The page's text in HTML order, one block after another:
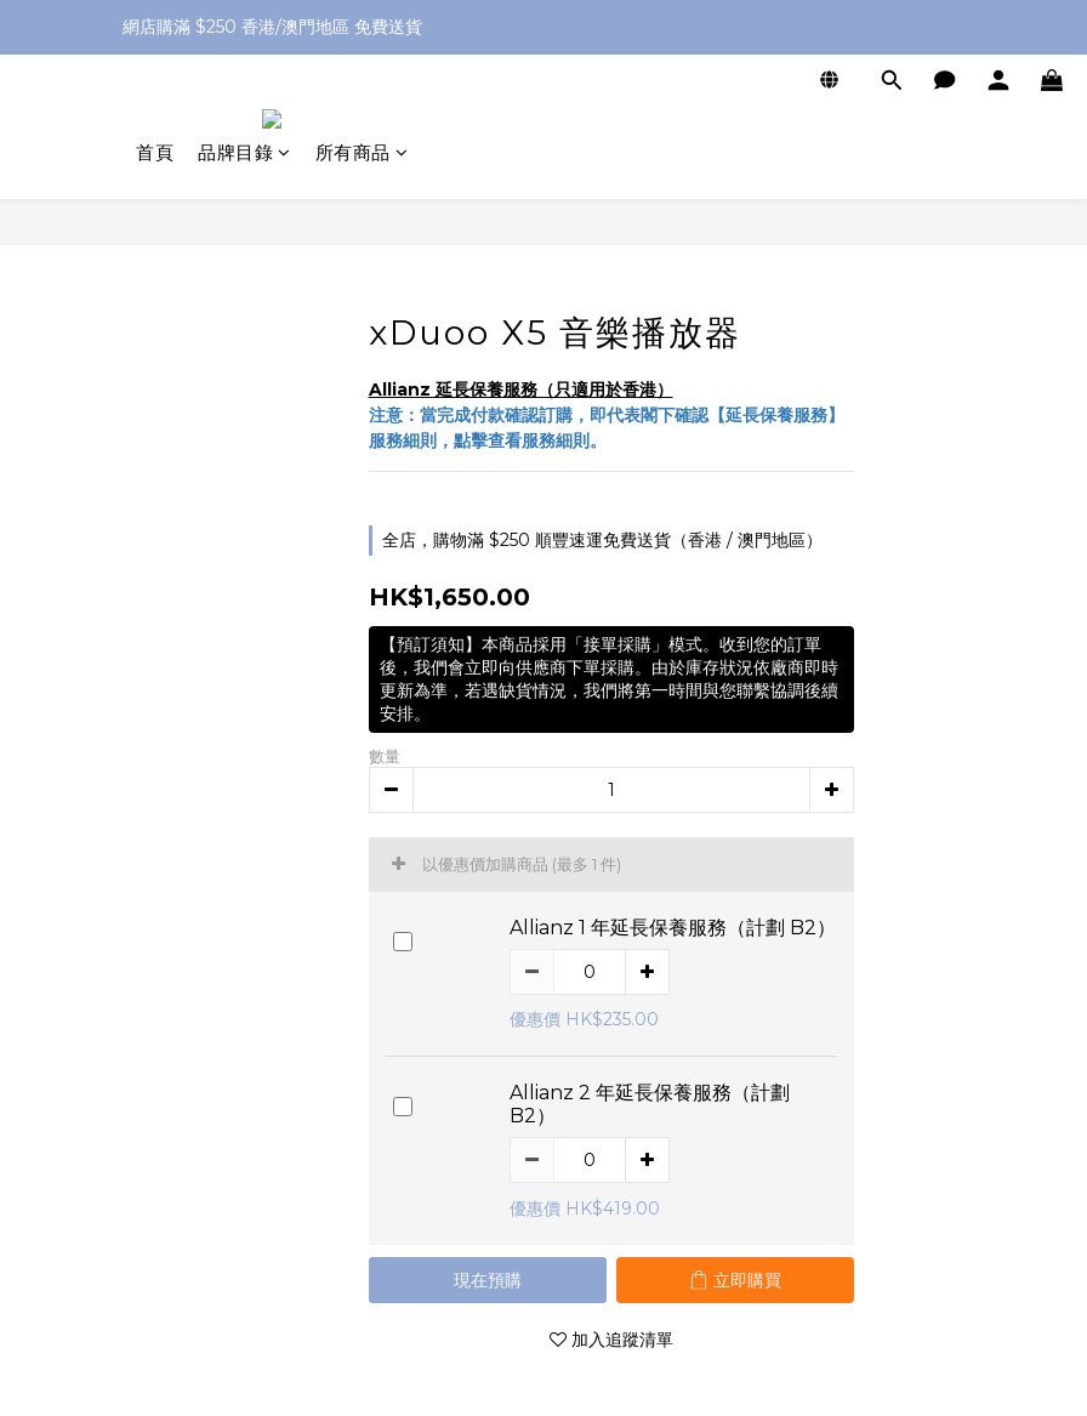
網店購滿 $250 香港/澳門地區 免費送貨
網店購滿 $250 香港/澳門地區 免費送貨
網店購滿 $250 香港/澳門地區 免費送貨
首頁 品牌目錄 所有商品
xDuoo X5 音樂播放器
Allianz 延長保養服務（只適用於香港）
注意：當完成付款確認訂購，即代表閣下確認【延長保養服務】
服務細則，點擊查看服務細則。
全店，購物滿 $250 順豐速運免費送貨（香港 / 澳門地區）
HK$1,650.00
【預訂須知】本商品採用「接單採購」模式。收到您的訂單
後，我們會立即向供應商下單採購。由於庫存狀況依廠商即時
更新為準，若遇缺貨情況，我們將第一時間與您聯繫協調後續
安排。
數量
以優惠價加購商品 (最多 1 件)
Allianz 1 年延長保養服務（計劃 B2）
優惠價 HK$235.00
Allianz 2 年延長保養服務（計劃
B2）
優惠價 HK$419.00
現在預購 立即購買
加入追蹤清單